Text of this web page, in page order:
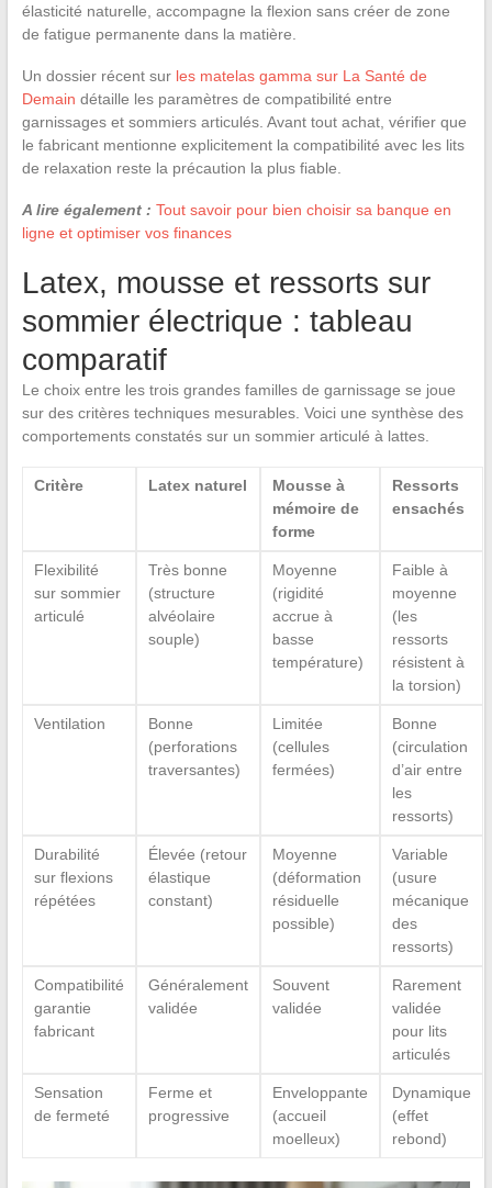
élasticité naturelle, accompagne la flexion sans créer de zone
de fatigue permanente dans la matière.
Un dossier récent sur les matelas gamma sur La Santé de
Demain détaille les paramètres de compatibilité entre
garnissages et sommiers articulés. Avant tout achat, vérifier que
le fabricant mentionne explicitement la compatibilité avec les lits
de relaxation reste la précaution la plus fiable.
A lire également : Tout savoir pour bien choisir sa banque en
ligne et optimiser vos finances
Latex, mousse et ressorts sur
sommier électrique : tableau
comparatif
Le choix entre les trois grandes familles de garnissage se joue
sur des critères techniques mesurables. Voici une synthèse des
comportements constatés sur un sommier articulé à lattes.
Critère Latex naturel
Mousse à
mémoire de
forme
Ressorts
ensachés
Flexibilité
sur sommier
articulé
Très bonne
(structure
alvéolaire
souple)
Moyenne
(rigidité
accrue à
basse
température)
Faible à
moyenne
(les
ressorts
résistent à
la torsion)
Ventilation
Bonne
(perforations
traversantes)
Limitée
(cellules
fermées)
Bonne
(circulation
d’air entre
les
ressorts)
Durabilité
sur flexions
répétées
Élevée (retour
élastique
constant)
Moyenne
(déformation
résiduelle
possible)
Variable
(usure
mécanique
des
ressorts)
Compatibilité
garantie
fabricant
Généralement
validée
Souvent
validée
Rarement
validée
pour lits
articulés
Sensation
de fermeté
Ferme et
progressive
Enveloppante
(accueil
moelleux)
Dynamique
(effet
rebond)